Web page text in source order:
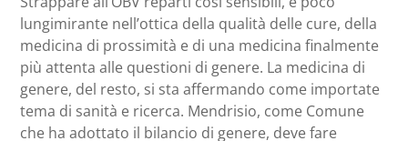
lungimirante nell’ottica della qualità delle cure, della
medicina di prossimità e di una medicina finalmente
più attenta alle questioni di genere. La medicina di
genere, del resto, si sta affermando come importate
tema di sanità e ricerca. Mendrisio, come Comune
che ha adottato il bilancio di genere, deve fare